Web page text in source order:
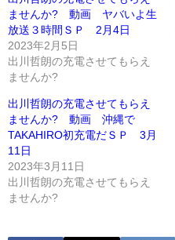
ませんか? 動画 ヤバいよ生
放送３時間ＳＰ 2月4日
2023年2月5日
出川哲朗の充電させてもらえ
ませんか?
出川哲朗の充電させてもらえ
ませんか? 動画 沖縄で
TAKAHIRO初充電だＳＰ 3月
11日
2023年3月11日
出川哲朗の充電させてもらえ
ませんか?